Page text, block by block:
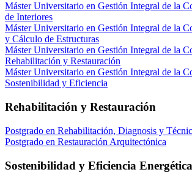
Máster Universitario en Gestión Integral de la
de Interiores
Máster Universitario en Gestión Integral de la
y Cálculo de Estructuras
Máster Universitario en Gestión Integral de la
Rehabilitación y Restauración
Máster Universitario en Gestión Integral de la
Sostenibilidad y Eficiencia
Rehabilitación y Restauración
Postgrado en Rehabilitación, Diagnosis y
Postgrado en Restauración Arquitectónica
Sostenibilidad y Eficiencia Energética